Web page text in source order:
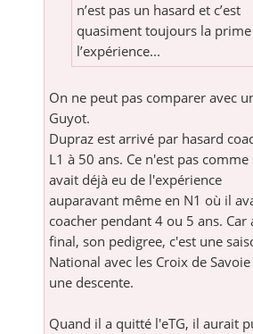
n’est pas un hasard et c’est
quasiment toujours la
l’expérience...
On ne peut pas comparer avec
Guyot.
Dupraz est arrivé par hasard
L1 à 50 ans. Ce n'est pas comme
avait déjà eu de l'expérience
auparavant même en N1 où il
coacher pendant 4 ou 5 ans. Car
final, son pedigree, c'est une
National avec les Croix de
une descente.
Quand il a quitté l'eTG, il aurait